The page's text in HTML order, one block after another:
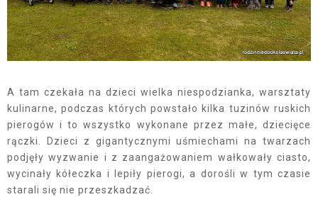
A tam czekała na dzieci wielka niespodzianka, warsztaty
kulinarne, podczas których powstało kilka tuzinów ruskich
pierogów i to wszystko wykonane przez małe, dziecięce
rączki. Dzieci z gigantycznymi uśmiechami na twarzach
podjęły wyzwanie i z zaangażowaniem wałkowały ciasto,
wycinały kółeczka i lepiły pierogi, a dorośli w tym czasie
starali się nie przeszkadzać.